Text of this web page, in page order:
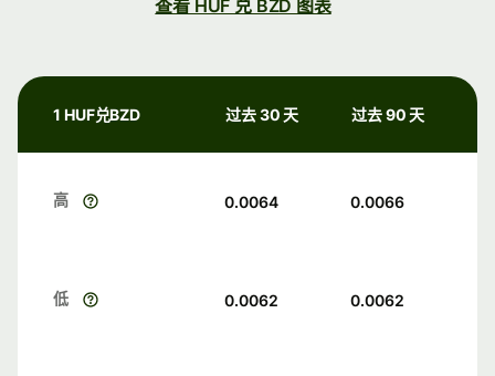
查看 HUF 兑 BZD 图表
1 HUF兑BZD 过去 30 天 过去 90 天
高 0.0064 0.0066
低 0.0062 0.0062